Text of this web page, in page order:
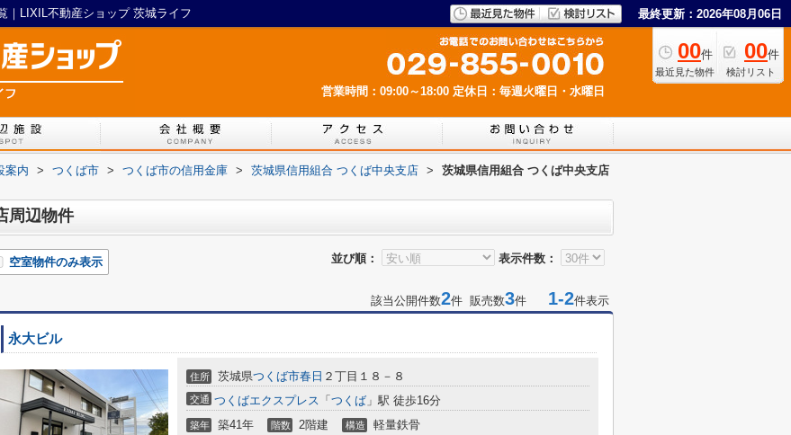
｜LIXIL不動産ショップ 茨城ライフ 最終更新：2026年08月06日
00件
最近見た物件
00件
検討リスト
営業時間：09:00～18:00 定休日：毎週火曜日・水曜日
案内 > つくば市 > つくば市の信用金庫 > 茨城県信用組合 つくば中央支店 >
茨城県信用組合 つくば中央支店
周辺物件
並び順： 表示件数：
空室物件のみ表示
該当公開件数2件 販売数3件 1-2件表示
永大ビル
住所 茨城県つくば市春日 ２丁目１８－８
交通 つくばエクスプレス 「 つくば 」駅 徒歩16分
築年 築41年 階数 2階建 構造 軽量鉄骨